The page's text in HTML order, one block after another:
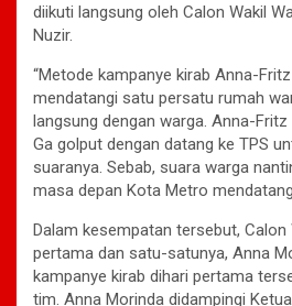
diikuti langsung oleh Calon Wakil
Nuzir.
“Metode kampanye kirab Anna-
mendatangi satu persatu rumah
langsung dengan warga. Anna-
Ga golput dengan datang ke TPS
suaranya. Sebab, suara warga
masa depan Kota Metro
Dalam kesempatan tersebut, Calon
pertama dan satu-satunya, Anna
kampanye kirab dihari pertama
tim. Anna Morinda didampingi